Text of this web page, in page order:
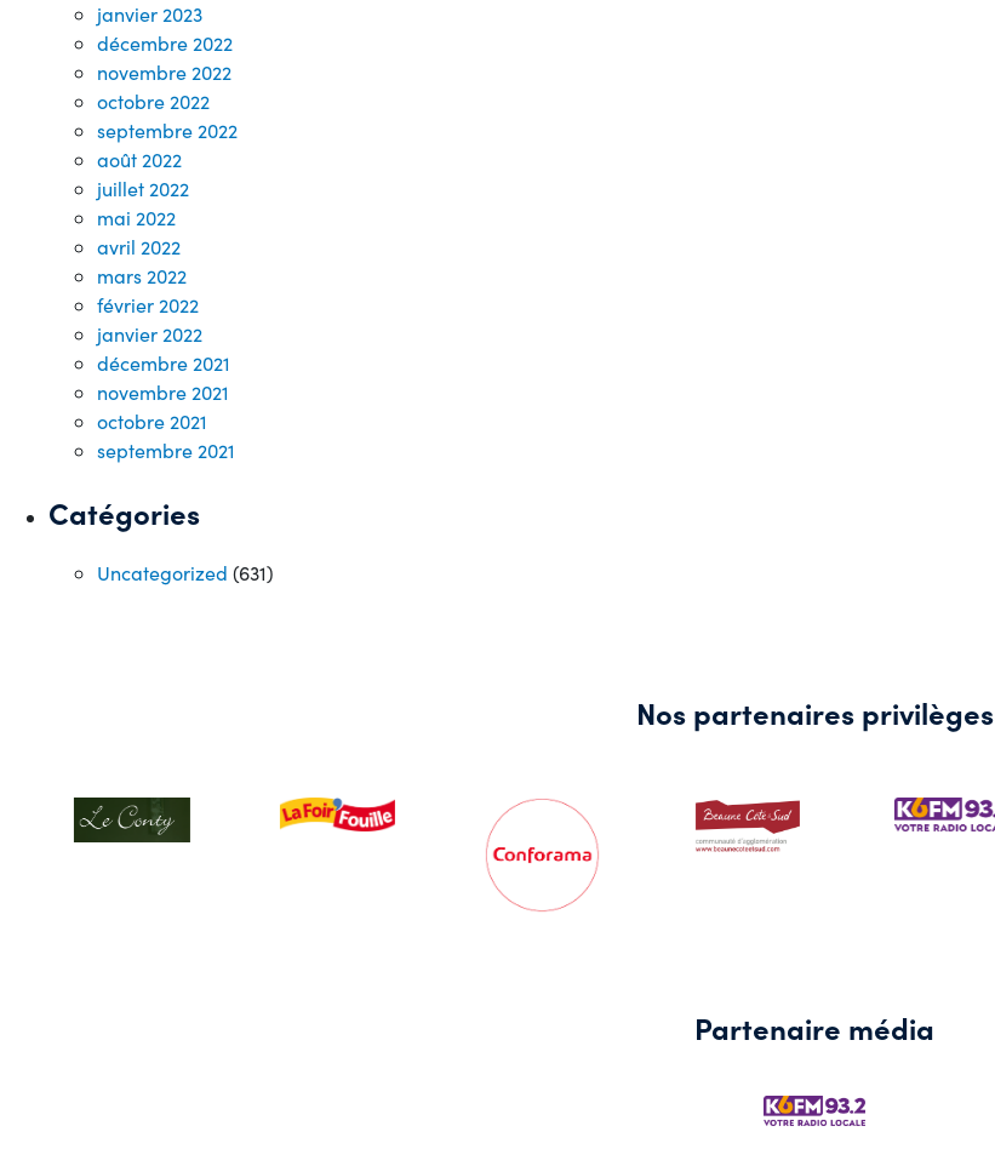
janvier 2023
décembre 2022
novembre 2022
octobre 2022
septembre 2022
août 2022
juillet 2022
mai 2022
avril 2022
mars 2022
février 2022
janvier 2022
décembre 2021
novembre 2021
octobre 2021
septembre 2021
Catégories
Uncategorized (631)
Nos partenaires privilèges
Partenaire média